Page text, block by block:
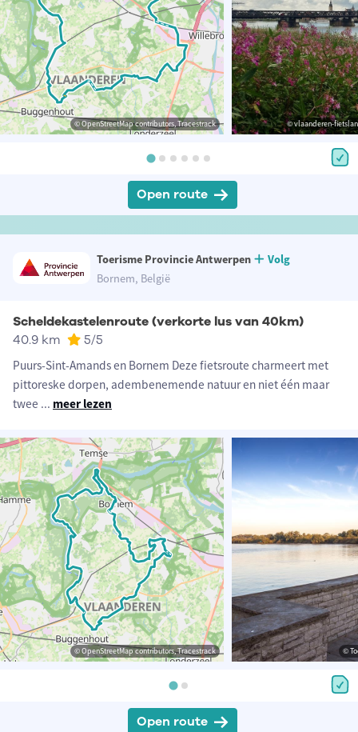
© OpenStreetMap contributors, Tracestrack © vlaanderen-
Open route
Toerisme Provincie Antwerpen
Volg
Bornem, België
Scheldekastelenroute (verkorte lus van 40km)
40.9 km 5/5
Puurs-Sint-Amands en Bornem Deze fietsroute charmeert met
pittoreske dorpen, adembenemende natuur en niet één maar
twee ... meer lezen
© OpenStreetMap contributors, Tracestrack ©
Open route